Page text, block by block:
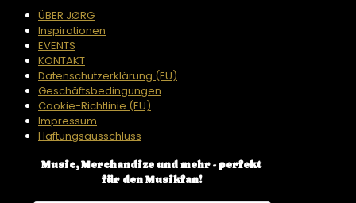
ÜBER JØRG
Inspirationen
EVENTS
KONTAKT
Datenschutzerklärung (EU)
Geschäftsbedingungen
Cookie-Richtlinie (EU)
Impressum
Haftungsausschluss
Music, Merchandize und mehr - perfekt
für den Musikfan!